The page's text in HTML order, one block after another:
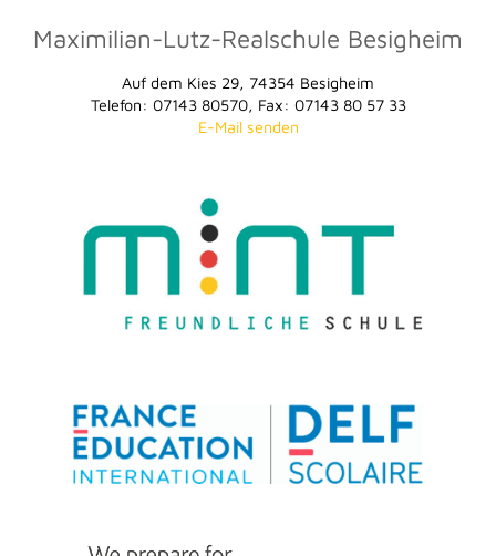
Maximilian-Lutz-Realschule Besigheim
Auf dem Kies 29, 74354 Besigheim
Telefon: 07143 80570, Fax: 07143 80 57 33
E-Mail senden